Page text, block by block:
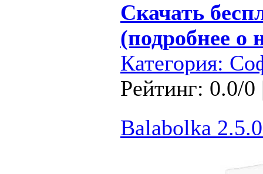
Скачать
(подробнее о
Категория:
Рейтинг: 0.0/
Balabolka